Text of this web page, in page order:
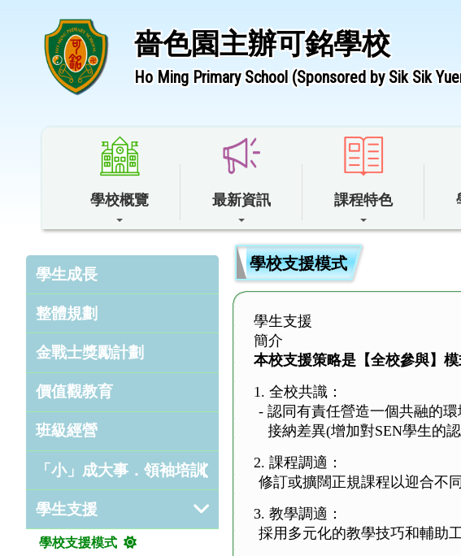
嗇色園主辦可銘學校
Ho Ming Primary School (Sponsored by Sik Sik
學校概覽 最新資訊 課程特色
學生成長
整體規劃
金戰士獎勵計劃
價值觀教育
班級經營
「小」成大事．領袖培訓
學生支援
學校支援模式
學校支援模式
學生支援
簡介
本校支援策略是【全校參與】
1. 全校共識：
- 認同有責任營造一個共融的
- 接納差異(增加對SEN學生的
2. 課程調適 ：
修訂或擴闊正規課程以迎合不
3. 教學調適：
採用多元化的教學技巧和輔助